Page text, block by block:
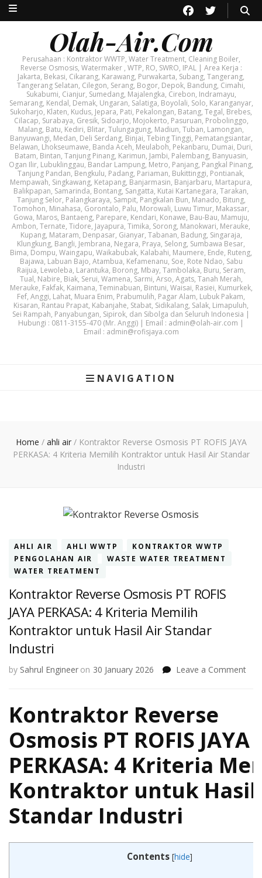
Olah-Air.Com
Perusahaan : Kontraktor WWTP, Water Treatment, Cleaning Boiler,
Reverse Osmosis, Watermaker , WTP, RO, SWRO, IPAL | Area Kerja :
Jakarta, Bekasi, Cikarang, Karawang, Purwakarta, Subang, Tangerang,
Tangerang Selatan, Cilegon, Serang, Bogor, Depok, Bandung, Cimahi,
Sukabumi, Cianjur, Sumedang, Majalengka, Cirebon, Indramayu,
Semarang, Kendal, Demak, Ungaran, Salatiga, Boyolali, Solo, Karanganyar,
Sukoharjo, Klaten, Kudus, Jepara, Pati, Pekalongan, Batang, Tegal, Brebes,
Cilacap, Surabaya, Gresik, Sidoarjo, Mojokerto, Pasuruan, Probolinggo,
Malang, Batu, Kediri, Blitar, Tulungagung, Madiun, Tuban, Lamongan,
Banyuwangi, Medan, Deli Serdang, Binjai, Tebing Tinggi, Pematangsiantar,
Belawan, Lhokseumawe, Banda Aceh, Meulaboh, Pekanbaru, Dumai, Duri,
Batam, Bintan, Tanjung Pinang, Karimun, Jambi, Palembang, Banyuasin,
Ogan Ilir, Lubuklinggau, Bandar Lampung, Metro, Panjang, Pangkal Pinang,
Tanjung Pandan, Bengkulu, Padang, Pariaman, Bukittinggi, Pontianak,
Mempawah, Singkawang, Ketapang, Banjarmasin, Banjarbaru, Martapura,
Balikpapan, Samarinda, Bontang, Sangatta, Kutai Kartanegara, Tarakan,
Tanjung Selor, Palangkaraya, Sampit, Pangkalan Bun, Manado, Bitung,
Tomohon, Minahasa, Gorontalo, Palu, Morowali, Luwu Timur, Makassar,
Gowa, Maros, Bantaeng, Parepare, Kendari, Konawe, Bau-Bau, Mamuju,
Ambon, Ternate, Tidore, Jayapura, Timika, Sorong, Manokwari, Merauke,
Kupang, Mataram, Denpasar, Gianyar, Tabanan, Badung, Singaraja,
Klungkung, Bangli, Jembrana, Negara, Praya, Selong, Sumbawa Besar,
Bima, Dompu, Waingapu, Waikabubak, Kalabahi, Maumere, Ende, Ruteng,
Bajawa, Labuan Bajo, Atambua, Kefamenanu, Soe, Rote Ndao, Sabu
Raijua, Lewoleba, Larantuka, Borong, Mbay, Tambolaka, Buru, Seram,
Tual, Nabire, Biak, Serui, Wamena, Sarmi, Arso, Agats, Tanah Merah,
Merauke, Fakfak, Kaimana, Teminabuan, Bintuni, Waisai, Rasiei, Kumurkek,
Fef, Anggi, Lahat, Muara Enim, Prabumulih, Pagar Alam, Lubuk Pakam,
Kisaran, Rantau Prapat, Kabanjahe, Stabat, Sidikalang, Salak, Limapuluh,
Sei Rampah, Panyabungan, Sipirok, dan Sibolga dan Seluruh Indonesia |
Hubungi : 0811-3155-470 (Mr. Anggi) | Email : admin@olah-air.com |
Email : admin@rofisjaya.com
NAVIGATION
Home / ahli air / Kontraktor Reverse Osmosis PT ROFIS JAYA
PERKASA: 4 Kriteria Memilih Kontraktor untuk Hasil Air Standar
Industri
AHLI AIR AHLI WWTP
KONTRAKTOR WWTP
PENGOLAHAN AIR
WASTE WATER TREATMENT
WATER TREATMENT
Kontraktor Reverse Osmosis PT ROFIS
JAYA PERKASA: 4 Kriteria Memilih
Kontraktor untuk Hasil Air Standar
Industri
by Sahrul Engineer on 30 January 2026 Leave a Commenton
4
Air
Kontraktor Reverse
Osmosis PT ROFIS JAYA
PERKASA: 4 Kriteria
Kontraktor untuk Hasil
Standar Industri
Contents [hide]